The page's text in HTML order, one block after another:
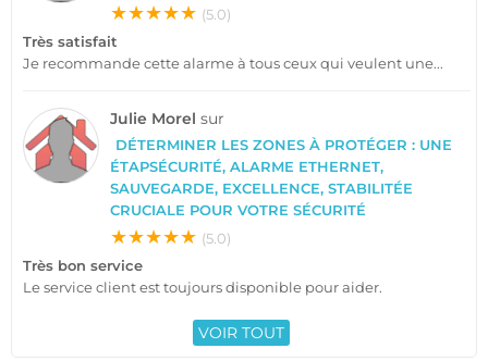
★★★★★ (5.0)
Très satisfait
Je recommande cette alarme à tous ceux qui veulent une...
Julie Morel sur
DÉTERMINER LES ZONES À PROTÉGER : UNE
ÉTAPSÉCURITÉ, ALARME ETHERNET,
SAUVEGARDE, EXCELLENCE, STABILITÉE
CRUCIALE POUR VOTRE SÉCURITÉ
★★★★★ (5.0)
Très bon service
Le service client est toujours disponible pour aider.
VOIR TOUT